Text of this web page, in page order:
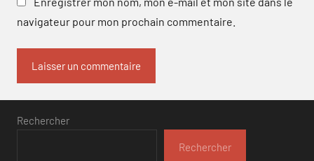
navigateur pour mon prochain commentaire.
Rechercher
Rechercher